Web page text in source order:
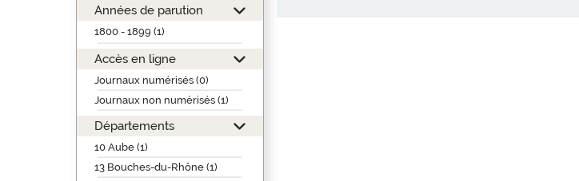
Années de parution
1800 - 1899 (1)
Accès en ligne
Journaux numérisés (0)
Journaux non numérisés (1)
Départements
10 Aube (1)
13 Bouches-du-Rhône (1)